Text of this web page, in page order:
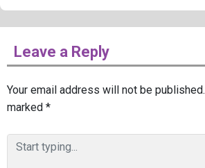
Leave a Reply
Your email address will not be published.
marked *